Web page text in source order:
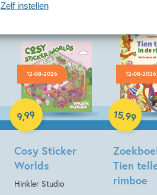
Zelf instellen
12-08-2026
Cosy Sticker
Worlds
Hinkler Studio
9,99
Paperback
12-08-2026
Tien
rimboe
15,99
Hardcover